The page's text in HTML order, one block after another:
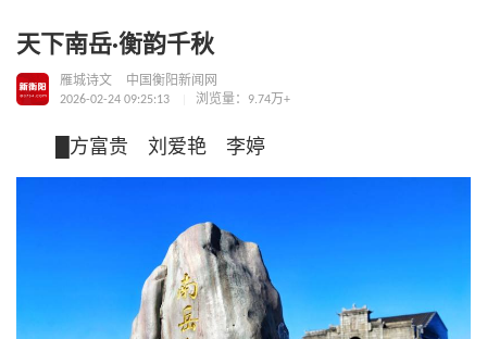
天下南岳·衡韵千秋
雁城诗文
中国衡阳新闻网
2026-02-24 09:25:13
浏览量：9.74万+
█方富贵 刘爱艳 李婷